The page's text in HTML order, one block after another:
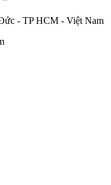
- TP HCM - Việt Nam